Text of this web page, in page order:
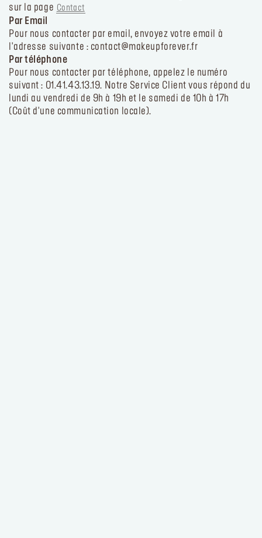
sur la page Contact
Par Email
Pour nous contacter par email, envoyez votre email à
l'adresse suivante : contact@makeupforever.fr
Par téléphone
Pour nous contacter par téléphone, appelez le numéro
suivant : 01.41.43.13.19. Notre Service Client vous répond du
lundi au vendredi de 9h à 19h et le samedi de 10h à 17h
(Coût d'une communication locale).